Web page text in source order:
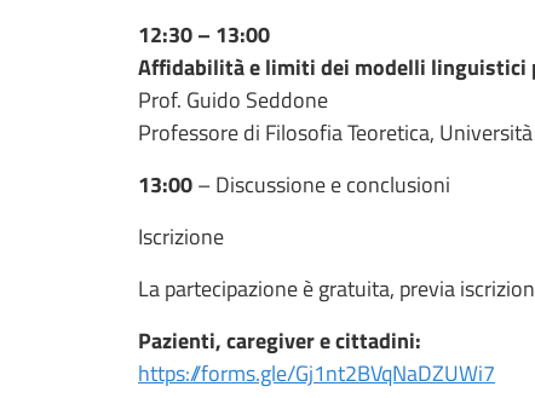
12:30 – 13:00
Affidabilità e limiti dei modelli
Prof. Guido Seddone
Professore di Filosofia Teoretica,
13:00– Discussione e conclusioni
Iscrizione
La partecipazione è gratuita, previa
Pazienti, caregiver e cittadini:
https://forms.gle/Gj1nt2BVqNaDZUWi7